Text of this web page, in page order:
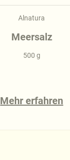
Alnatura
Meersalz
500 g
Mehr erfahren